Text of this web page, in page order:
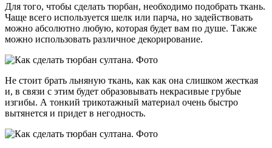
Для того, чтобы сделать тюрбан, необходимо подобрать ткань.
Чаще всего используется шелк или парча, но задействовать
можно абсолютно любую, которая будет вам по душе. Также
можно использовать различное декорирование.
Не стоит брать льняную ткань, как как она слишком жесткая
и, в связи с этим будет образовывать некрасивые грубые
изгибы. А тонкий трикотажный материал очень быстро
вытянется и придет в негодность.